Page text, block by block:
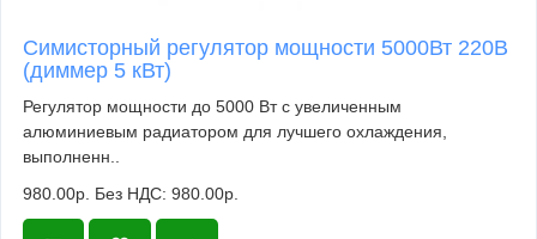
Симисторный регулятор мощности 5000Вт 220В
(диммер 5 кВт)
Регулятор мощности до 5000 Вт с увеличенным
алюминиевым радиатором для лучшего охлаждения,
выполненн..
980.00р. Без НДС: 980.00р.